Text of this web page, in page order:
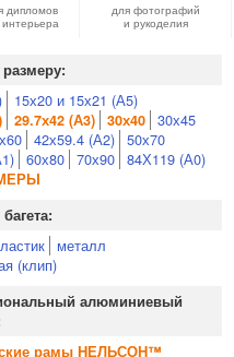
дипломов
для фотографий
и рукоделия
15х20 и 15х21 (А5)
29.7х42 (А3) 30х40
30х45
42х59.4 (А2) 50х70
60х80 70х90 84Х119 (А0)
металл
(клип)
алюминиевый
рамы НЕЛЬСОН™